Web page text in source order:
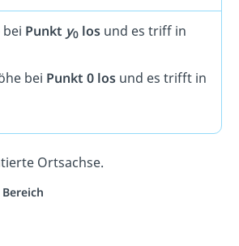
Punkt y0 los und es triff in
bei Punkt 0 los und es trifft in
Ortsachse.